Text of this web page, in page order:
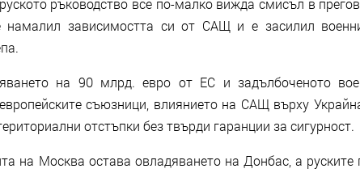
ръководство все по-малко вижда смисъл в
намалил зависимостта си от САЩ и е засилил
на 90 млрд. евро от ЕС и задълбоченото
съюзници, влиянието на САЩ върху
отстъпки без твърди гаранции за сигурност.
на Москва остава овладяването на Донбас, а руските